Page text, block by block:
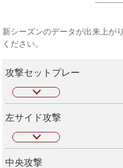
新シーズンのデータが出来上が
ください。
攻撃セットプレー
左サイド攻撃
中央攻撃